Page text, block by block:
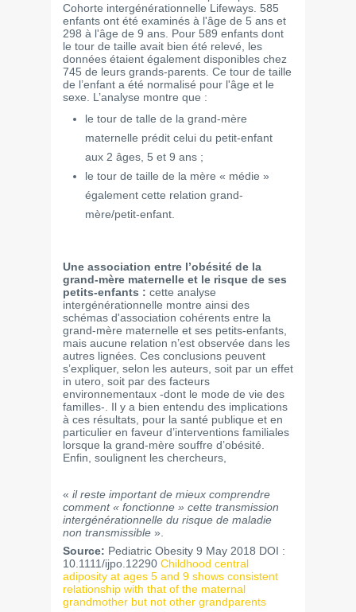
Cohorte intergénérationnelle Lifeways. 585
enfants ont été examinés à l'âge de 5 ans et
298 à l'âge de 9 ans. Pour 589 enfants dont
le tour de taille avait bien été relevé, les
données étaient également disponibles chez
745 de leurs grands-parents. Ce tour de taille
de l’enfant a été normalisé pour l'âge et le
sexe. L’analyse montre que :
le tour de talle de la grand-mère
maternelle prédit celui du petit-enfant
aux 2 âges, 5 et 9 ans ;
le tour de taille de la mère « médie »
également cette relation grand-
mère/petit-enfant.
Une association entre l’obésité de la
grand-mère maternelle et le risque de ses
petits-enfants : cette analyse
intergénérationnelle montre ainsi des
schémas d'association cohérents entre la
grand-mère maternelle et ses petits-enfants,
mais aucune relation n’est observée dans les
autres lignées. Ces conclusions peuvent
s’expliquer, selon les auteurs, soit par un effet
in utero, soit par des facteurs
environnementaux -dont le mode de vie des
familles-. Il y a bien entendu des implications
à ces résultats, pour la santé publique et en
particulier en faveur d’interventions familiales
lorsque la grand-mère souffre d’obésité.
Enfin, soulignent les chercheurs,
« il reste important de mieux comprendre
comment « fonctionne » cette transmission
intergénérationnelle du risque de maladie
non transmissible ».
Source: Pediatric Obesity 9 May 2018 DOI :
10.1111/ijpo.12290 Childhood central
adiposity at ages 5 and 9 shows consistent
relationship with that of the maternal
grandmother but not other grandparents